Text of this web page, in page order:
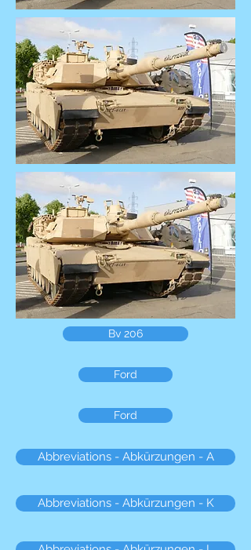
Bv 206
Ford
Ford
Abbreviations - Abkürzungen - A
Abbreviations - Abkürzungen - K